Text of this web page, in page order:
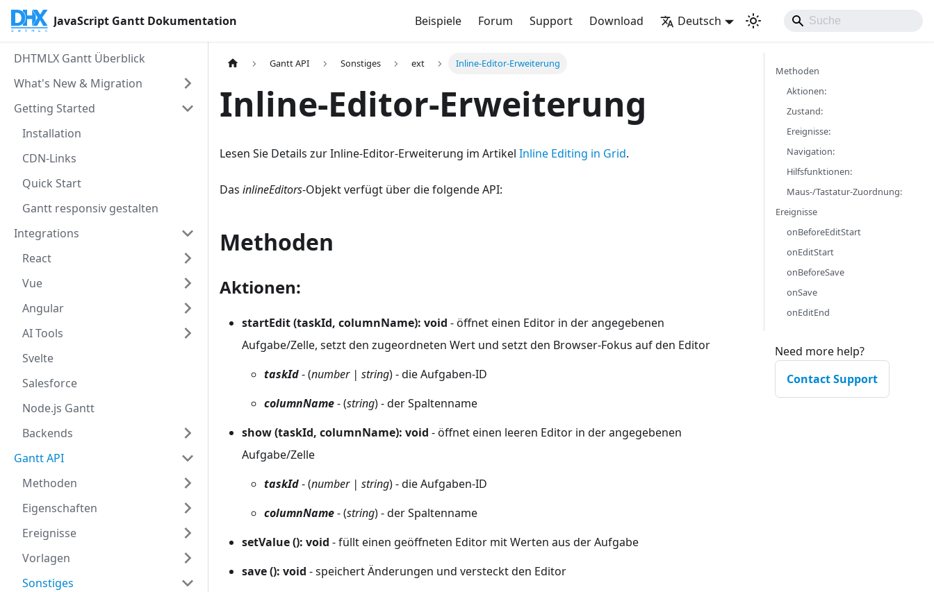
JavaScript Gantt Dokumentation Beispiele Forum Support Download Deutsch
DHTMLX Gantt Überblick
What's New & Migration
Getting Started
Installation
CDN-Links
Quick Start
Gantt responsiv gestalten
Integrations
React
Vue
Angular
AI Tools
Svelte
Salesforce
Node.js Gantt
Backends
Gantt API
Methoden
Eigenschaften
Ereignisse
Vorlagen
Sonstiges
Gantt API Sonstiges ext Inline-Editor-Erweiterung
Inline-Editor-Erweiterung
Lesen Sie Details zur Inline-Editor-Erweiterung im Artikel Inline Editing in Grid.
Das inlineEditors-Objekt verfügt über die folgende API:
Methoden
Aktionen:
startEdit (taskId, columnName): void - öffnet einen Editor in der angegebenen
Aufgabe/Zelle, setzt den zugeordneten Wert und setzt den Browser-Fokus auf den Editor
taskId- (number | string) - die Aufgaben-ID
columnName- (string) - der Spaltenname
show (taskId, columnName): void - öffnet einen leeren Editor in der angegebenen
Aufgabe/Zelle
taskId- (number | string) - die Aufgaben-ID
columnName- (string) - der Spaltenname
setValue (): void - füllt einen geöffneten Editor mit Werten aus der Aufgabe
save (): void - speichert Änderungen und versteckt den Editor
Methoden
Aktionen:
Zustand:
Ereignisse:
Navigation:
Hilfsfunktionen:
Maus-/Tastatur-Zuordnung:
Ereignisse
onBeforeEditStart
onEditStart
onBeforeSave
onSave
onEditEnd
Need more help?
Contact Support